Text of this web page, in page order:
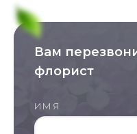
Вам
флорист
ИМЯ